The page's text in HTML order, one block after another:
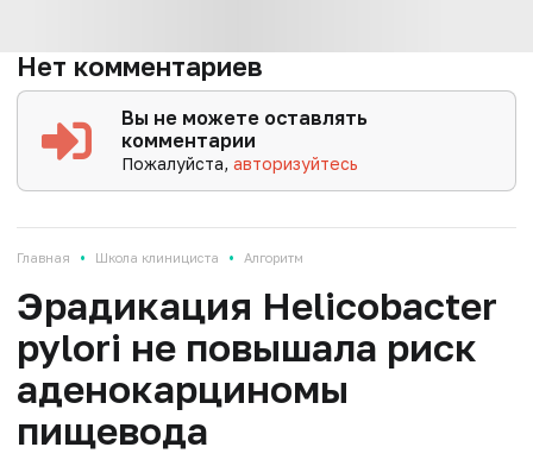
Нет комментариев
Вы не можете оставлять
комментарии
Пожалуйста,авторизуйтесь
Главная • Школа клинициста • Алгоритм
Эрадикация Helicobacter
pylori не повышала риск
аденокарциномы
пищевода